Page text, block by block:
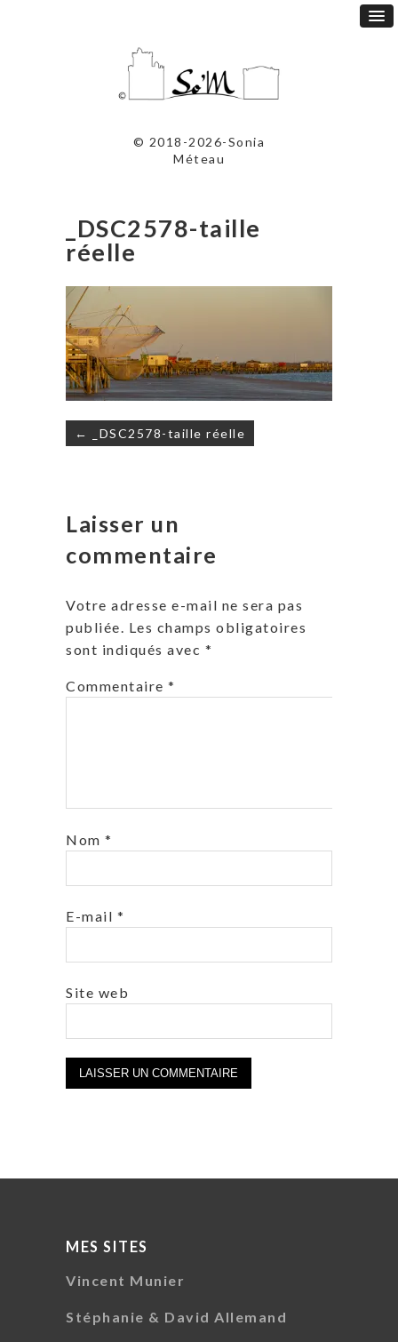
© 2018-2026-Sonia
Méteau
_DSC2578-taille
réelle
Navigation
de
← _DSC2578-taille réelle
Laisser un
commentaire
Votre adresse e-mail ne sera pas
publiée. Les champs obligatoires
sont indiqués avec *
Commentaire *
Nom *
E-mail *
Site web
MES SITES
Vincent Munier
Stéphanie & David Allemand